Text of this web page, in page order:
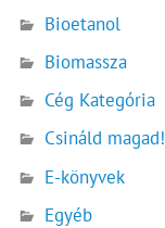
Bioetanol
Biomassza
Cég Kategória
Csináld magad!
E-könyvek
Egyéb